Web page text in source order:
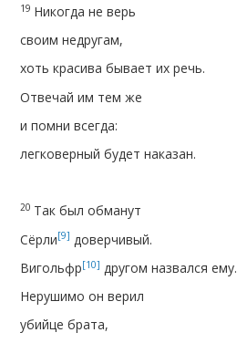
19 Никогда не верь
своим недругам,
хоть красива бывает их речь.
Отвечай им тем же
и помни всегда:
легковерный будет наказан.
20 Так был обманут
Сёрли[9] доверчивый.
Вигольфр[10] другом назвался ему.
Нерушимо он верил
убийце брата,